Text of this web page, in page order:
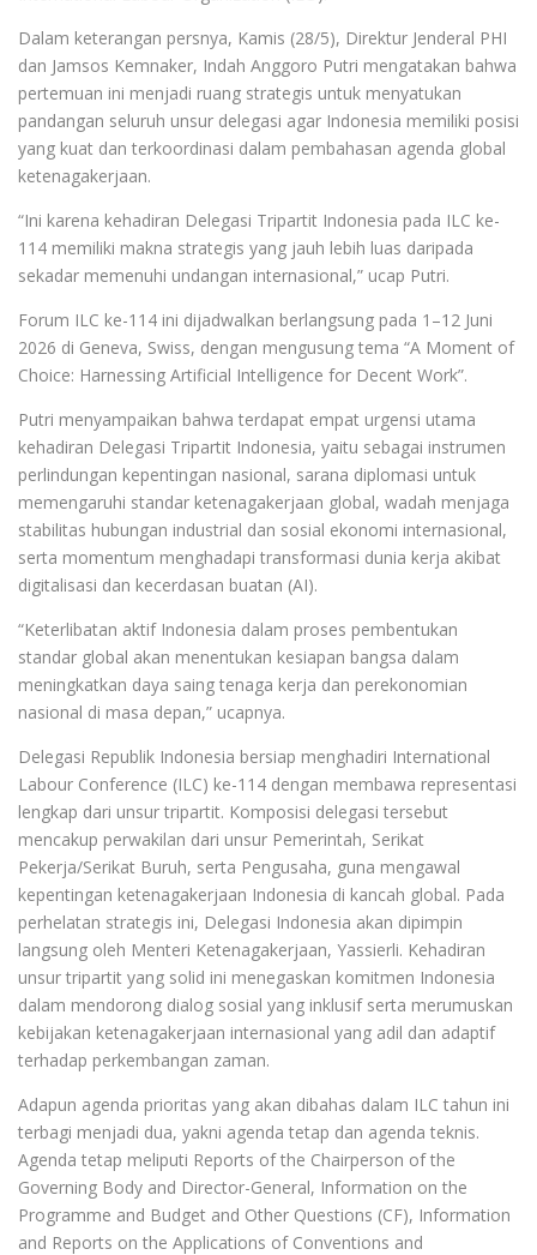
Dalam keterangan persnya, Kamis (28/5), Direktur Jenderal PHI
dan Jamsos Kemnaker, Indah Anggoro Putri mengatakan bahwa
pertemuan ini menjadi ruang strategis untuk menyatukan
pandangan seluruh unsur delegasi agar Indonesia memiliki posisi
yang kuat dan terkoordinasi dalam pembahasan agenda global
ketenagakerjaan.
“Ini karena kehadiran Delegasi Tripartit Indonesia pada ILC ke-
114 memiliki makna strategis yang jauh lebih luas daripada
sekadar memenuhi undangan internasional,” ucap Putri.
Forum ILC ke-114 ini dijadwalkan berlangsung pada 1–12 Juni
2026 di Geneva, Swiss, dengan mengusung tema “A Moment of
Choice: Harnessing Artificial Intelligence for Decent Work”.
Putri menyampaikan bahwa terdapat empat urgensi utama
kehadiran Delegasi Tripartit Indonesia, yaitu sebagai instrumen
perlindungan kepentingan nasional, sarana diplomasi untuk
memengaruhi standar ketenagakerjaan global, wadah menjaga
stabilitas hubungan industrial dan sosial ekonomi internasional,
serta momentum menghadapi transformasi dunia kerja akibat
digitalisasi dan kecerdasan buatan (AI).
“Keterlibatan aktif Indonesia dalam proses pembentukan
standar global akan menentukan kesiapan bangsa dalam
meningkatkan daya saing tenaga kerja dan perekonomian
nasional di masa depan,” ucapnya.
Delegasi Republik Indonesia bersiap menghadiri International
Labour Conference (ILC) ke-114 dengan membawa representasi
lengkap dari unsur tripartit. Komposisi delegasi tersebut
mencakup perwakilan dari unsur Pemerintah, Serikat
Pekerja/Serikat Buruh, serta Pengusaha, guna mengawal
kepentingan ketenagakerjaan Indonesia di kancah global. Pada
perhelatan strategis ini, Delegasi Indonesia akan dipimpin
langsung oleh Menteri Ketenagakerjaan, Yassierli. Kehadiran
unsur tripartit yang solid ini menegaskan komitmen Indonesia
dalam mendorong dialog sosial yang inklusif serta merumuskan
kebijakan ketenagakerjaan internasional yang adil dan adaptif
terhadap perkembangan zaman.
Adapun agenda prioritas yang akan dibahas dalam ILC tahun ini
terbagi menjadi dua, yakni agenda tetap dan agenda teknis.
Agenda tetap meliputi Reports of the Chairperson of the
Governing Body and Director-General, Information on the
Programme and Budget and Other Questions (CF), Information
and Reports on the Applications of Conventions and